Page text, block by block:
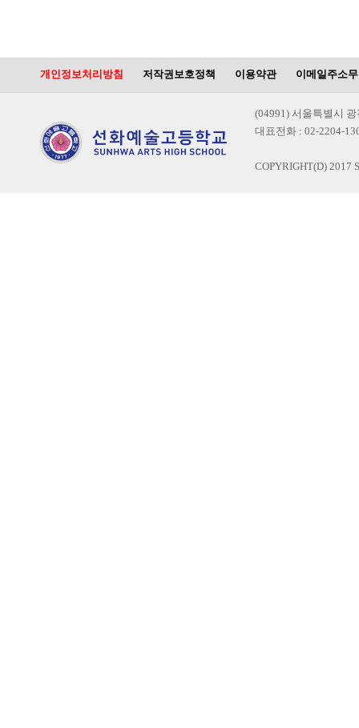
개인정보처리방침 저작권보호정책 이용약관 이메일주소
(04991) 서울특별시
대표전화 : 02-2204-
COPYRIGHT(D) 2017